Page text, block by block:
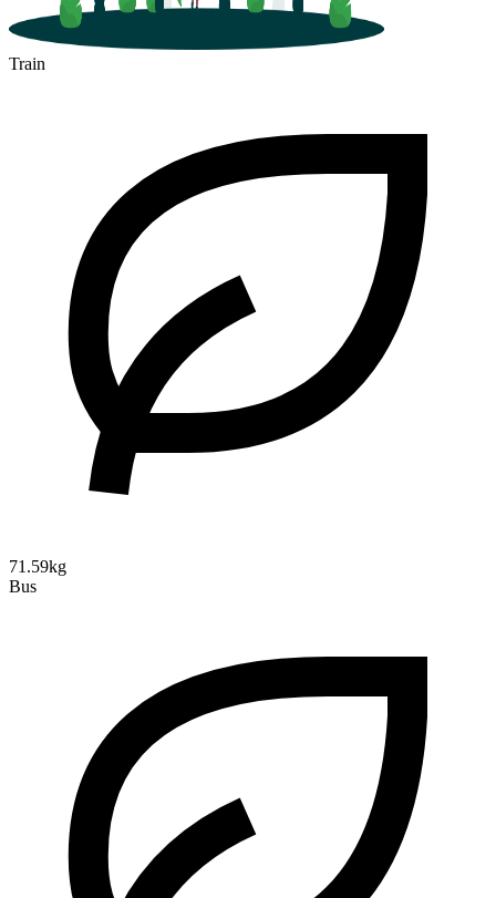
Train
71.59kg
Bus